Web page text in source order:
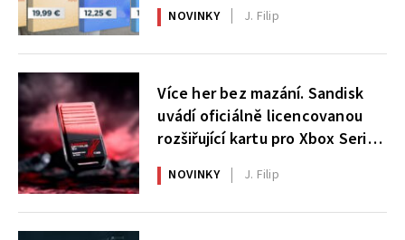
NOVINKY J. Filip
Více her bez mazání. Sandisk
uvádí oficiálně licencovanou
rozšiřující kartu pro Xbox Series
X|S
NOVINKY J. Filip